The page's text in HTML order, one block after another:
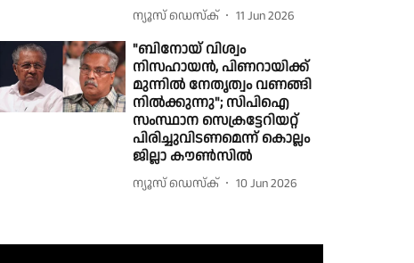
ന്യൂസ് ഡെസ്ക് 11 Jun 2026
"ബിനോയ് വിശ്വം
നിസഹായൻ, പിണറായിക്ക്
മുന്നിൽ നേതൃത്വം വണങ്ങി
നിൽക്കുന്നു"; സിപിഐ
സംസ്ഥാന സെക്രട്ടേറിയറ്റ്
പിരിച്ചുവിടണമെന്ന് കൊല്ലം
ജില്ലാ കൗൺസിൽ
ന്യൂസ് ഡെസ്ക് 10 Jun 2026